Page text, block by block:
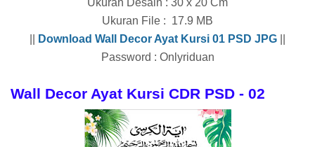
Ukuran File : 17.9 MB
Download Wall Decor Ayat Kursi 01 PSD JPG
Password : Onlyriduan
Wall Decor Ayat Kursi CDR PSD - 02